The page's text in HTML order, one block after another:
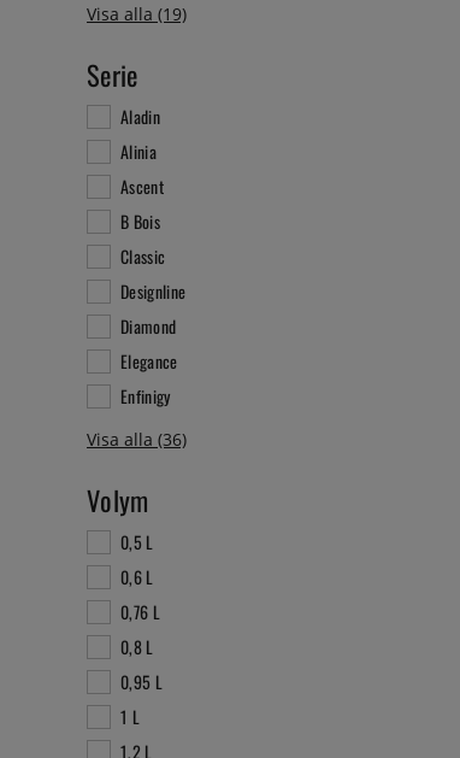
Serie
Aladin
Alinia
Ascent
B Bois
Classic
Designline
Diamond
Elegance
Enfinigy
Volym
0,5 L
0,6 L
0,76 L
0,8 L
0,95 L
1 L
1,2 L